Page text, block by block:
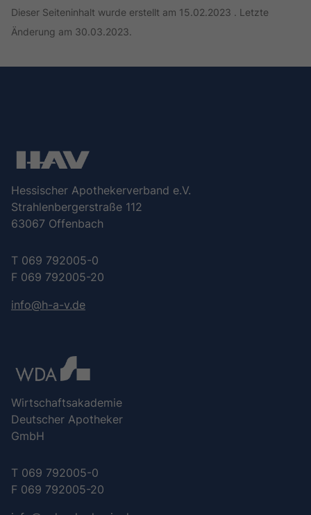
Dieser Seiteninhalt wurde erstellt am 15.02.2023 . Letzte
Änderung am 30.03.2023.
Hessischer Apothekerverband e.V.
Strahlenbergerstraße 112
63067 Offenbach
T 069 792005-0
F 069 792005-20
info@h-a-v.de
Wirtschaftsakademie
Deutscher Apotheker
GmbH
T 069 792005-0
F 069 792005-20